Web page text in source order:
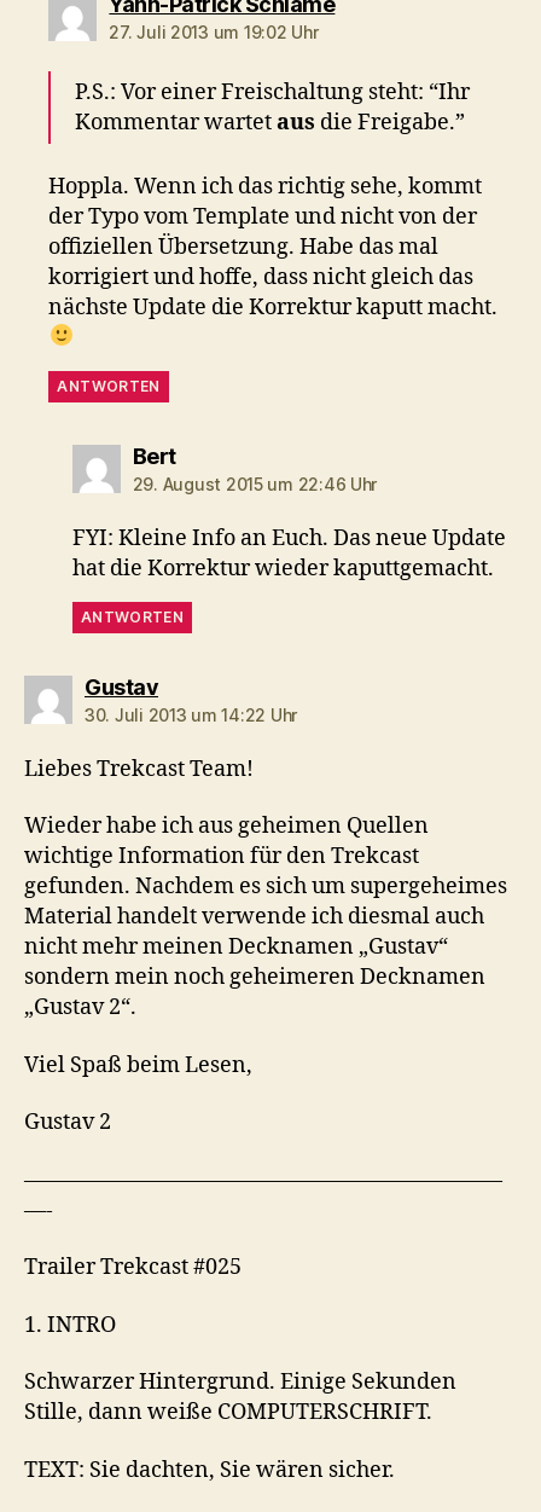
27. Juli 2013 um 19:02 Uhr
P.S.: Vor einer Freischaltung steht: “Ihr
Kommentar wartetaus die Freigabe.”
Hoppla. Wenn ich das richtig sehe, kommt
der Typo vom Template und nicht von der
offiziellen Übersetzung. Habe das mal
korrigiert und hoffe, dass nicht gleich das
nächste Update die Korrektur kaputt macht.
ANTWORTEN
Bertsagt:
29. August 2015 um 22:46 Uhr
FYI: Kleine Info an Euch. Das neue Update
hat die Korrektur wieder kaputtgemacht.
ANTWORTEN
Gustavsagt:
30. Juli 2013 um 14:22 Uhr
Liebes Trekcast Team!
Wieder habe ich aus geheimen Quellen
wichtige Information für den Trekcast
gefunden. Nachdem es sich um supergeheimes
Material handelt verwende ich diesmal auch
nicht mehr meinen Decknamen „Gustav“
sondern mein noch geheimeren Decknamen
„Gustav 2“.
Viel Spaß beim Lesen,
Gustav 2
——————————————————————
—-
Trailer Trekcast #025
1. INTRO
Schwarzer Hintergrund. Einige Sekunden
Stille, dann weiße COMPUTERSCHRIFT.
TEXT: Sie dachten, Sie wären sicher.